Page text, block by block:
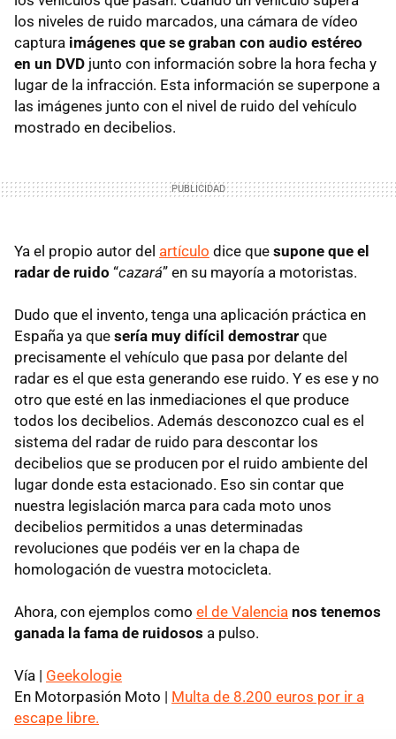
los niveles de ruido marcados, una cámara de vídeo
captura imágenes que se graban con audio estéreo
en un DVD junto con información sobre la hora fecha y
lugar de la infracción. Esta información se superpone a
las imágenes junto con el nivel de ruido del vehículo
mostrado en decibelios.
Ya el propio autor del artículo dice que supone que el
radar de ruido “cazará” en su mayoría a motoristas.
Dudo que el invento, tenga una aplicación práctica en
España ya que sería muy difícil demostrar que
precisamente el vehículo que pasa por delante del
radar es el que esta generando ese ruido. Y es ese y no
otro que esté en las inmediaciones el que produce
todos los decibelios. Además desconozco cual es el
sistema del radar de ruido para descontar los
decibelios que se producen por el ruido ambiente del
lugar donde esta estacionado. Eso sin contar que
nuestra legislación marca para cada moto unos
decibelios permitidos a unas determinadas
revoluciones que podéis ver en la chapa de
homologación de vuestra motocicleta.
Ahora, con ejemplos como el de Valencia nos tenemos
ganada la fama de ruidosos a pulso.
Vía | Geekologie
En Motorpasión Moto | Multa de 8.200 euros por ir a
escape libre.